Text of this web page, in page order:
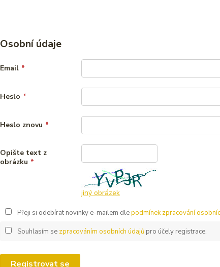
Osobní údaje
Email *
Heslo *
Heslo znovu *
Opište text z
obrázku *
jiný obrázek
Přeji si odebírat novinky e-mailem dlepodmínek zpracování
Souhlasím se zpracováním osobních údajůpro účely registrace.
Registrovat se